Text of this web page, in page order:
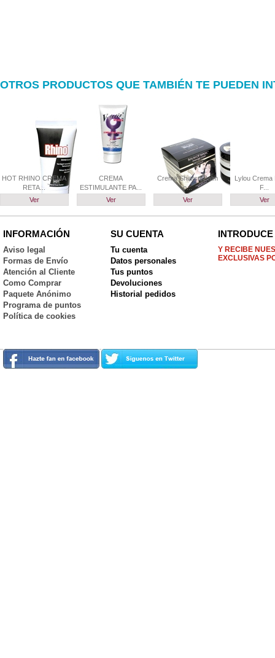
OTROS PRODUCTOS QUE TAMBIÉN TE PUEDEN
HOT RHINO CREMA
RETA...
Ver
CREMA
ESTIMULANTE PA...
Ver
Crema Shiatsu Balm
o...
Ver
Lylou Crema
F...
Ver
INFORMACIÓN
Aviso legal
Formas de Envío
Atención al Cliente
Como Comprar
Paquete Anónimo
Programa de puntos
Política de cookies
SU CUENTA
Tu cuenta
Datos personales
Tus puntos
Devoluciones
Historial pedidos
Y RECIBE
EXCLUSIVAS